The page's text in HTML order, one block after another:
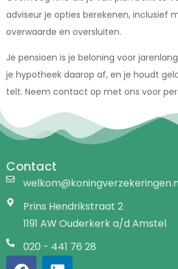
adviseur je opties berekenen, inclusief
overwaarde en oversluiten.
Je pensioen is je beloning voor
je hypotheek daarop af, en je houdt
telt. Neem contact op met ons voor
Contact
Prins Hendrikstraat 2
1191 AW Ouderkerk a/d Amstel
020 - 441 76 28